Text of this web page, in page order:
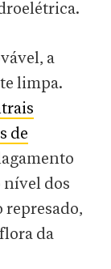
a
limpa.
de
nível dos
represado,
da